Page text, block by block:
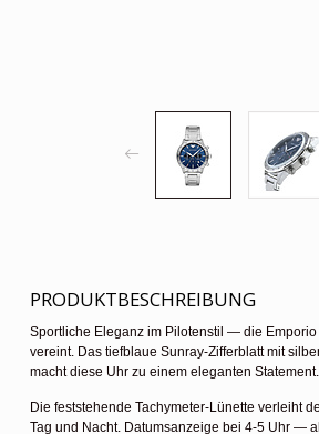
PRODUKTBESCHREIBUNG
Sportliche Eleganz im Pilotenstil — die
vereint. Das tiefblaue Sunray-Zifferblatt mit
macht diese Uhr zu einem eleganten Statement.
Die feststehende Tachymeter-Lünette verleiht
Tag und Nacht. Datumsanzeige bei 4-5 Uhr —